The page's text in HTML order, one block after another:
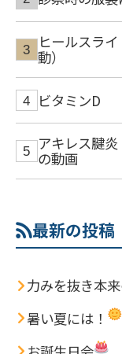
ヒールスラ
動）
ビタミンD
アキレス腱
の動画
最新の投稿
力みを抜き本
暑い夏には！